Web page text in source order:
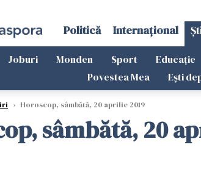
Politică Internațional
Joburi Monden Sport Educație
Povestea Mea
Ești
› Horoscop, sâmbătă, 20 aprilie 2019
sâmbătă, 20